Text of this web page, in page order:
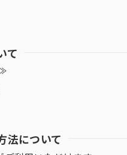
て
法について